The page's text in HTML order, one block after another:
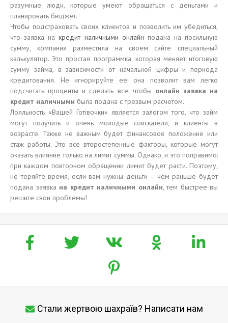
разумные люди, которые умеют обращаться с деньгами и
планировать бюджет.
Чтобы подстраховать своих клиентов и позволить им убедиться,
что заявка накредит наличными онлайн подана на посильную
сумму, компания разместила на своем сайте специальный
калькулятор. Это простая программка, которая меняет итоговую
сумму займа, в зависимости от начальной цифры и периода
кредитования. Не игнорируйте ее: она позволит вам легко
подсчитать проценты и сделать все, чтобы онлайн заявка на
кредит наличными была подана с трезвым расчетом.
Лояльность «Вашей Готівочки» является залогом того, что займ
могут получить и очень молодые соискатели, и клиенты в
возрасте. Также не важным будет финансовое положение или
стаж работы. Это все второстепенные факторы, которые могут
оказать влияние только на лимит суммы. Однако, и это поправимо:
при каждом повторном обращении лимит будет расти. Поэтому,
не теряйте время, если вам нужны деньги – чем раньше будет
подана заявка на кредит наличными онлайн, тем быстрее вы
решите свои проблемы!
Стали жертвою шахраїв? Написати нам